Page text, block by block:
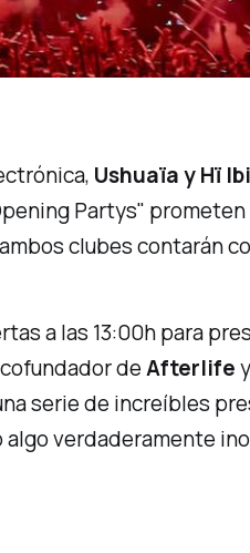
Ushuaïa y Hï
Partys" prometen
clubes contarán
a las 13:00h para
deAfterlife
serie de increíbles
algo verdaderamente